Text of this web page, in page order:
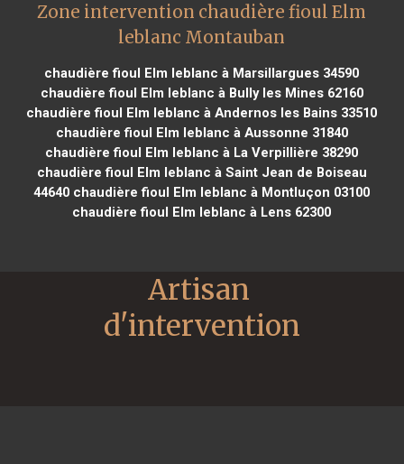
Zone intervention chaudière fioul Elm
leblanc Montauban
chaudière fioul Elm leblanc à Marsillargues 34590
chaudière fioul Elm leblanc à Bully les Mines 62160
chaudière fioul Elm leblanc à Andernos les Bains 33510
chaudière fioul Elm leblanc à Aussonne 31840
chaudière fioul Elm leblanc à La Verpillière 38290
chaudière fioul Elm leblanc à Saint Jean de Boiseau
44640 chaudière fioul Elm leblanc à Montluçon 03100
chaudière fioul Elm leblanc à Lens 62300
Artisan
d'intervention